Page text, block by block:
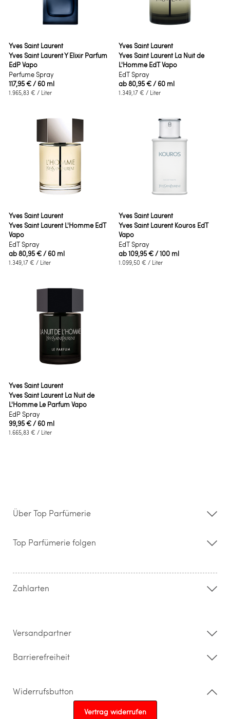
Yves Saint Laurent
Yves Saint Laurent Y Elixir Parfum
EdP Vapo
Perfume Spray
117,95 €/ 60 ml
1.965,83 € / Liter
Yves Saint Laurent
Yves Saint Laurent La Nuit de
L'Homme EdT Vapo
EdT Spray
ab80,95 €/ 60 ml
1.349,17 € / Liter
Yves Saint Laurent
Yves Saint Laurent L'Homme EdT
Vapo
EdT Spray
ab80,95 €/ 60 ml
1.349,17 € / Liter
Yves Saint Laurent
Yves Saint Laurent Kouros EdT
Vapo
EdT Spray
ab109,95 €/ 100 ml
1.099,50 € / Liter
Yves Saint Laurent
Yves Saint Laurent La Nuit de
L'Homme Le Parfum Vapo
EdP Spray
99,95 €/ 60 ml
1.665,83 € / Liter
Über Top Parfümerie
Storefinder
Kontakt
Widerrufsrecht & Rückgabebedingungen
Top Parfümerie folgen
Zahlarten
Versandpartner
Barrierefreiheit
Widerrufsbutton
Vertrag widerrufen